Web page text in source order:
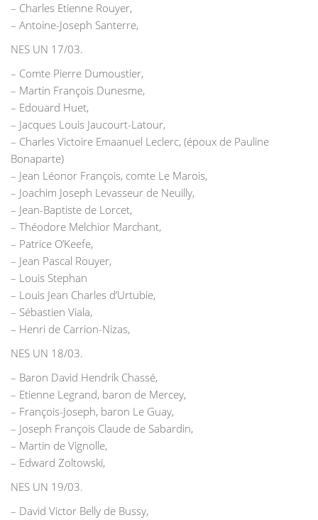
– Charles Etienne Rouyer,
– Antoine-Joseph Santerre,
NES UN 17/03.
– Comte Pierre Dumoustier,
– Martin François Dunesme,
– Edouard Huet,
– Jacques Louis Jaucourt-Latour,
– Charles Victoire Emaanuel Leclerc, (époux de Pauline
Bonaparte)
– Jean Léonor François, comte Le Marois,
– Joachim Joseph Levasseur de Neuilly,
– Jean-Baptiste de Lorcet,
– Théodore Melchior Marchant,
– Patrice O’Keefe,
– Jean Pascal Rouyer,
– Louis Stephan
– Louis Jean Charles d’Urtubie,
– Sébastien Viala,
– Henri de Carrion-Nizas,
NES UN 18/03.
– Baron David Hendrik Chassé,
– Etienne Legrand, baron de Mercey,
– François-Joseph, baron Le Guay,
– Joseph François Claude de Sabardin,
– Martin de Vignolle,
– Edward Zoltowski,
NES UN 19/03.
– David Victor Belly de Bussy,